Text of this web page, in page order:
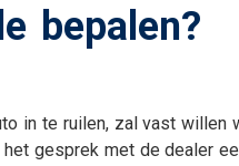
Uitvaartverzekering
Woonhuisverzekering
bepalen?
in te ruilen, zal vast willen
gesprek met de dealer